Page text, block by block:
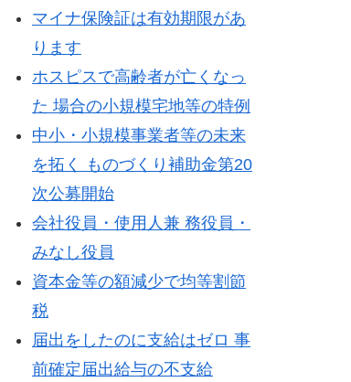
マイナ保険証は有効期限があ
ります
ホスピスで高齢者が亡くなっ
た 場合の小規模宅地等の特例
中小・小規模事業者等の未来
を拓く ものづくり補助金第20
次公募開始
会社役員・使用人兼 務役員・
みなし役員
資本金等の額減少で均等割節
税
届出をしたのに支給はゼロ 事
前確定届出給与の不支給